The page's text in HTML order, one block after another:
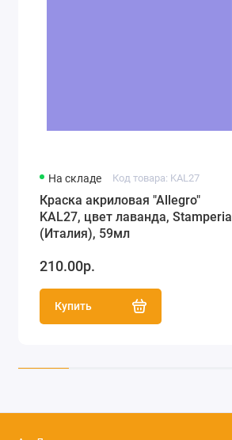
На складе Код товара: KAL27
Краска акриловая "Allegro"
KAL27, цвет лаванда, Stamperia
(Италия), 59мл
210.00р.
Купить